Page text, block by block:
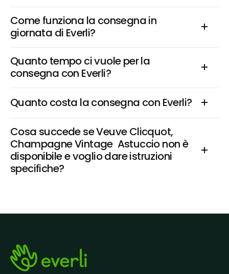
Come funziona la consegna in
giornata di Everli?
Quanto tempo ci vuole per la
consegna con Everli?
Quanto costa la consegna con Everli?
Cosa succede se Veuve Clicquot,
Champagne Vintage  Astuccio non è
disponibile e voglio dare istruzioni
specifiche?